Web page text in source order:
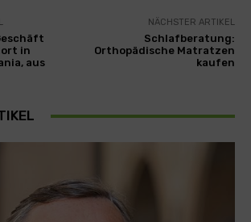
in
aus
NÄCHSTER ARTIKEL
Schlafberatung:
Orthopädische Matratzen
kaufen